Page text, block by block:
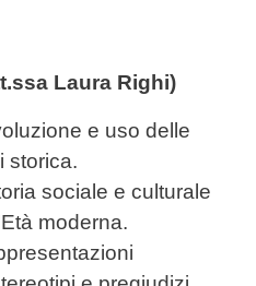
Laura Righi)
e uso delle
storica.
sociale e culturale
moderna.